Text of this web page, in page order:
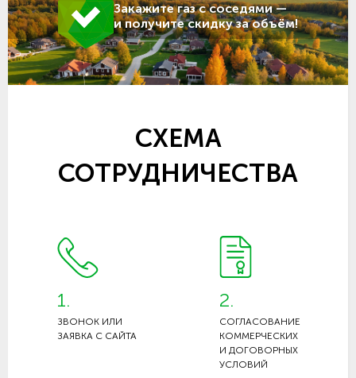
Закажите газ с соседями —
и получите скидку за объём!
СХЕМА
СОТРУДНИЧЕСТВА
1.
ЗВОНОК ИЛИ
ЗАЯВКА С САЙТА
2.
СОГЛАСОВАНИЕ
КОММЕРЧЕСКИХ
И ДОГОВОРНЫХ
УСЛОВИЙ